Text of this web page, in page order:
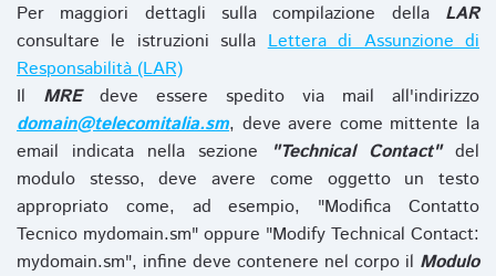
Per maggiori dettagli sulla compilazione della LAR
consultare le istruzioni sullaLettera di Assunzione di
Responsabilità (LAR)
Il MREdeve essere spedito via mail all'indirizzo
domain@telecomitalia.sm, deve avere come mittente la
email indicata nella sezione
"Technical Contact"del
modulo stesso, deve avere come oggetto un testo
appropriato come, ad esempio, "Modifica Contatto
Tecnico mydomain.sm" oppure "Modify Technical Contact:
mydomain.sm", infine deve contenere nel corpo il Modulo